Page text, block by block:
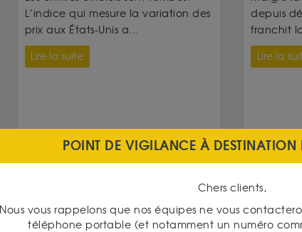
L’indice qui mesure la variation des
prix aux États-Unis a...
Lire la suite
depuis
franchit
Lire la
POINT DE VIGILANCE À DESTINATION
Chers clients,
Nous vous rappelons que nos équipes ne vous
téléphone portable (et notamment un numéro